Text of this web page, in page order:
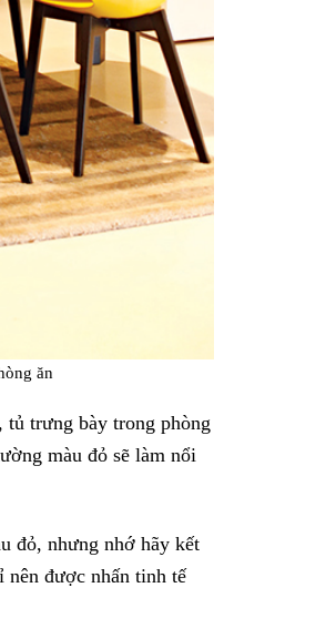
ăn
tủ trưng bày trong phòng
màu đỏ sẽ làm nổi
đỏ, nhưng nhớ hãy kết
nên được nhấn tinh tế